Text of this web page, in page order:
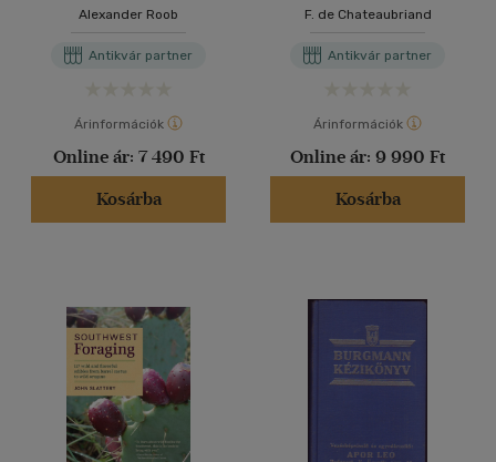
Alexander Roob
Antikvár partner
Árinformációk
Online ár: 7 490 Ft
Kosárba
F. de Chateaubriand
Antikvár partner
Árinformációk
Online ár: 9 990 Ft
Kosárba